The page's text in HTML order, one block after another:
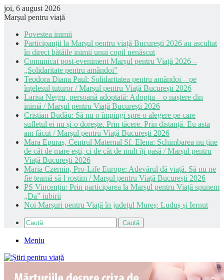
joi, 6 august 2026
Marșul pentru viață
Povestea inimii
Participanții la Marșul pentru viață București 2026 au ascultat
în direct bătăile inimii unui copil nenăscut
Comunicat post-eveniment Marșul pentru Viață 2026 –
„Solidaritate pentru amândoi”
Teodora Diana Paul: Solidaritatea pentru amândoi – pe
înțelesul tuturor / Marșul pentru Viață București 2026
Larisa Negru, persoană adoptată: Adopția – o naștere din
inimă / Marșul pentru Viață București 2026
Cristian Budău: Să nu o împingi spre o alegere pe care
sufletul ei nu și-o dorește. Prin tăcere. Prin distanță. Eu asta
am făcut / Marșul pentru Viață București 2026
Mara Epuraș, Centrul Maternal Sf. Elena: Schimbarea nu ține
de cât de mare ești, ci de cât de mult îți pasă / Marșul pentru
Viață București 2026
Maria Czernin, Pro-Life Europe: Adevărul dă viață. Să nu ne
fie teamă să-l rostim / Marșul pentru Viață București 2026
PS Vincențiu: Prin participarea la Marșul pentru Viață spunem
„Da” iubirii
Noi Marșuri pentru Viață în județul Mureș: Luduș și Iernut
Caută
Meniu